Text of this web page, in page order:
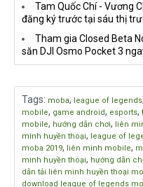
Tam Quốc Chí - Vương
đăng ký trước tại sáu thị
Tham gia Closed Beta
săn DJI Osmo Pocket 3
Tags: moba, league of legends,
mobile, game android, esports,
mobile, hướng dẫn chơi, liên
minh huyền thoại, league of
moba 2019, liên minh mobile,
minh huyền thoại, hướng dẫn
dẫn tải liên minh huyền thoại
download league of legends